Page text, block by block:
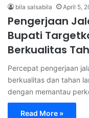
bila salsabila April 5,
Pengerjaan
Bupati
Berkualitas
Percepat pengerjaan
berkualitas dan tahan
dengan memantau
Read More »